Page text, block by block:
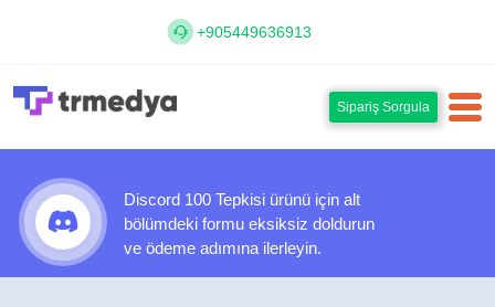
+905449636913
Sipariş Sorgula
Discord 100 Tepkisi ürünü için alt
bölümdeki formu eksiksiz doldurun
ve ödeme adımına ilerleyin.